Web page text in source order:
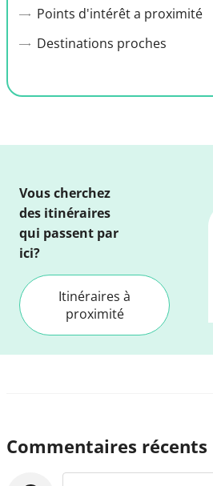
Points d'intérêt a proximité
Destinations proches
Vous cherchez
des itinéraires
qui passent par
ici?
Itinéraires à
proximité
Commentaires récents